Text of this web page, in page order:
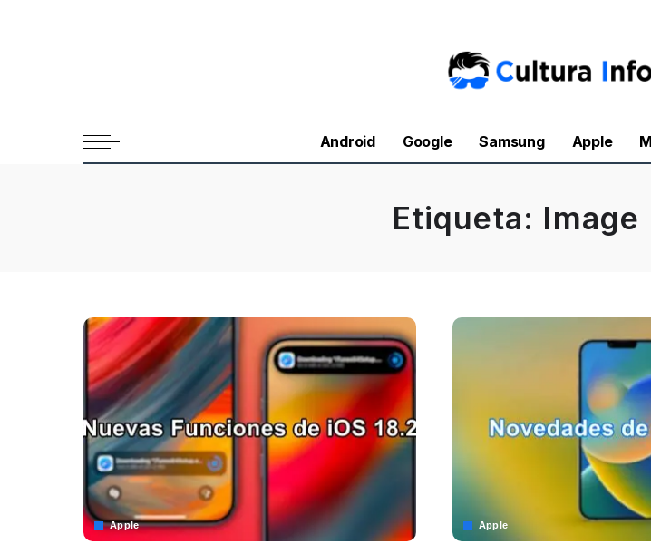
Android Google Samsung Apple
Etiqueta: Image
Apple Apple